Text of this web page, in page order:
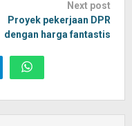
Next post
Proyek pekerjaan DPR
dengan harga fantastis